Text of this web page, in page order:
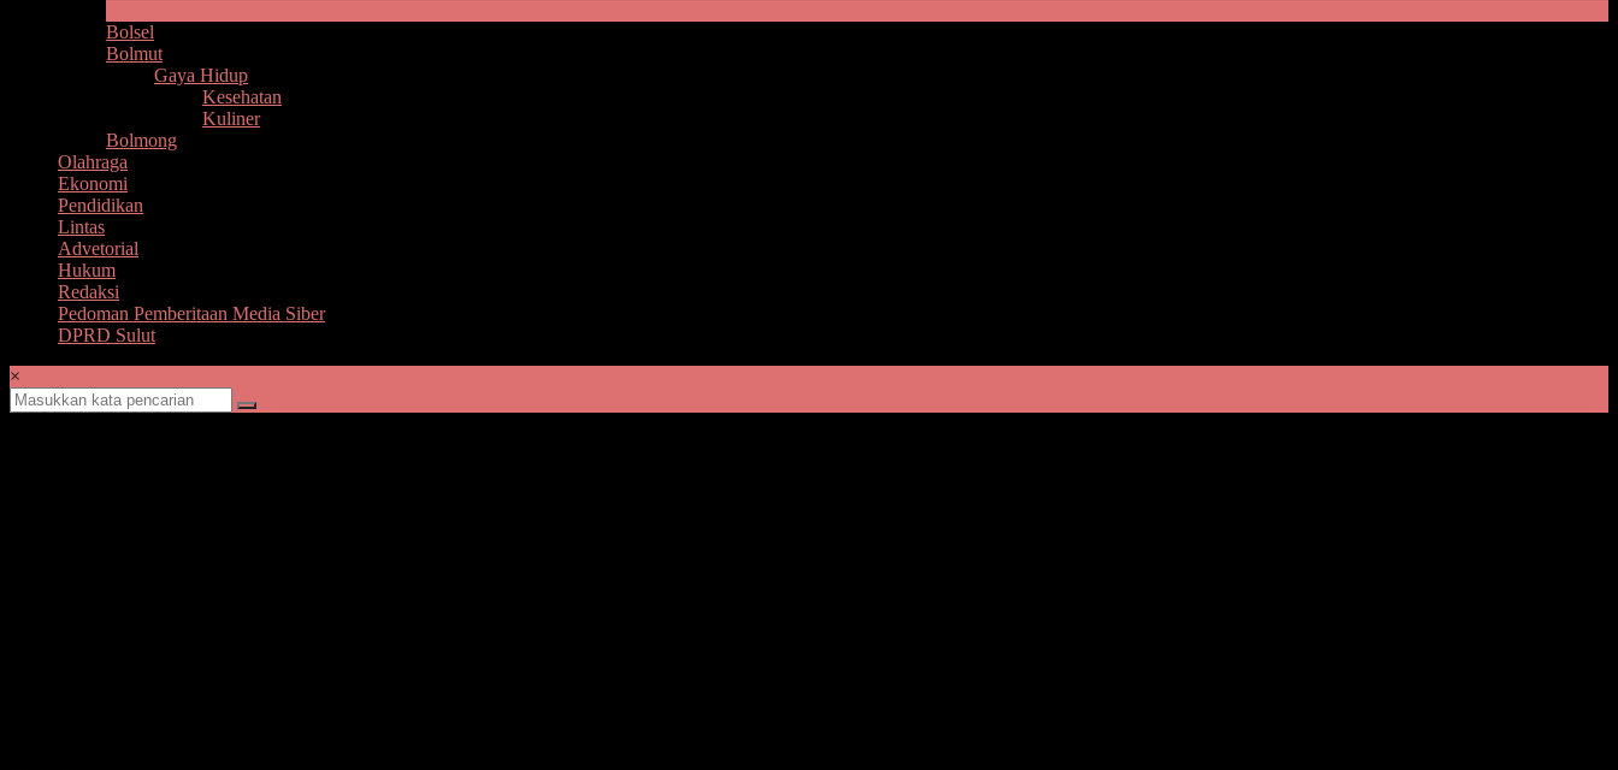
Bolsel
Bolmut
Gaya Hidup
Kesehatan
Kuliner
Bolmong
Olahraga
Ekonomi
Pendidikan
Lintas
Advetorial
Hukum
Redaksi
Pedoman Pemberitaan Media Siber
DPRD Sulut
×